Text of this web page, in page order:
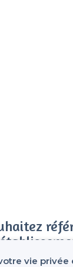
parmi le
vie privée